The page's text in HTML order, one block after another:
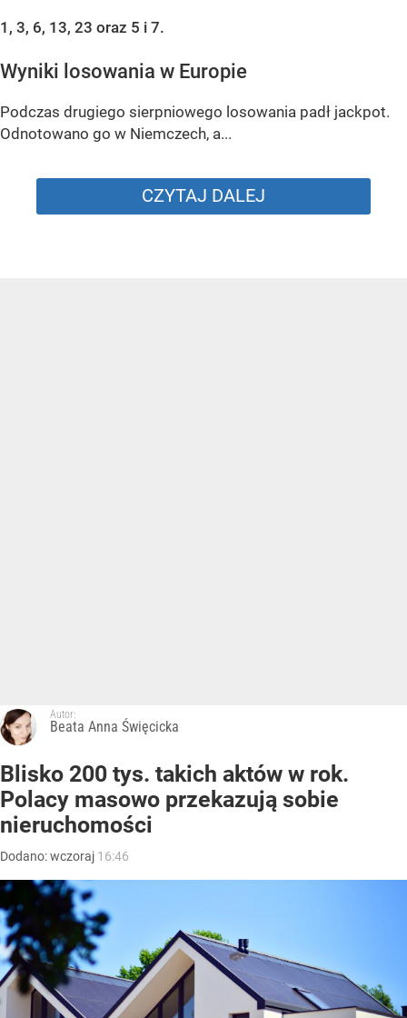
1, 3, 6, 13, 23 oraz 5 i 7.
Wyniki losowania w Europie
Podczas drugiego sierpniowego losowania padł jackpot.
Odnotowano go w Niemczech, a...
CZYTAJ DALEJ
Autor:
Beata Anna Święcicka
Blisko 200 tys. takich aktów w rok.
Polacy masowo przekazują sobie
nieruchomości
Dodano:wczoraj 16:46